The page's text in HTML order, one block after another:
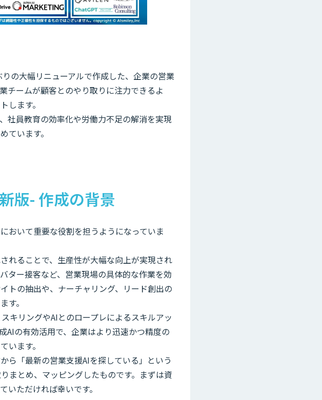
の大幅リニューアルで作成した、企業の営業
チームが顧客とのやり取りに注力できるよ
します。
社員教育の効率化や労働力不足の解消を実現
ています。
版- 作成の背景
おいて重要な役割を担うようになっていま
れることで、生産性が大幅な向上が実現され
ター接客など、営業現場の具体的な作業を効
トの抽出や、ナーチャリング、リード創出の
す。
キリングやAIとのロープレによるスキルアッ
AIの有効活用で、企業はより迅速かつ精度の
います。
ら「最新の営業支援AIを探している」という
まとめ、マッピングしたものです。まずは資
ただければ幸いです。